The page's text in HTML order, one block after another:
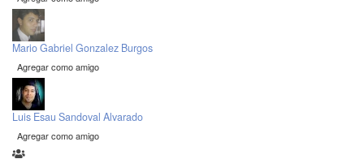
Mario Gabriel Gonzalez Burgos
Agregar como amigo
Luis Esau Sandoval Alvarado
Agregar como amigo